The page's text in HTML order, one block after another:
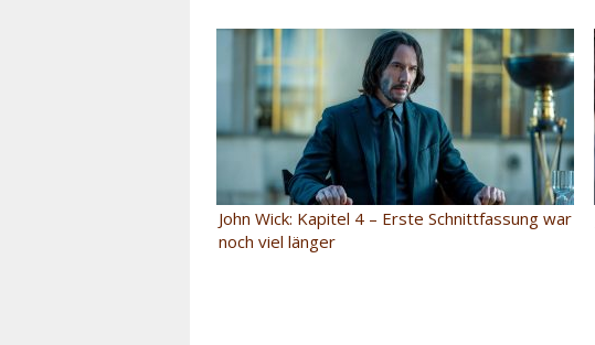
John Wick: Kapitel 4 – Erste Schnittfassung war
noch viel länger